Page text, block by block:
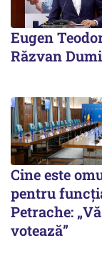
Eugen
Răzvan
Cine este
pentru
Petrache:
votează”